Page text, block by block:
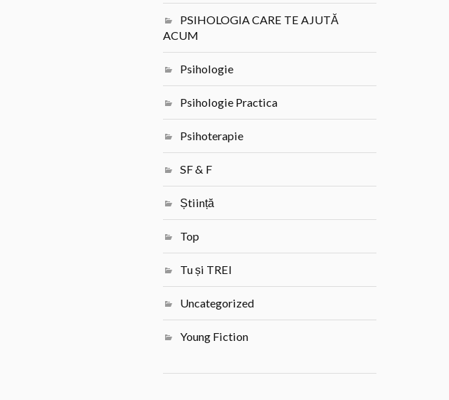
PSIHOLOGIA CARE TE AJUTĂ
ACUM
Psihologie
Psihologie Practica
Psihoterapie
SF & F
Știință
Top
Tu și TREI
Uncategorized
Young Fiction